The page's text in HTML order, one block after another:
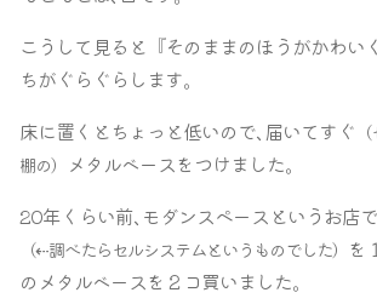
こうして見ると『そのままのほうがかわい
ちがぐらぐらします｡
床に置くとちょっと低いので､届いてすぐ
棚の） メタルベースをつけました｡
20年くらい前､モダンスペースというお店
（⇠調べたらセルシステムというものでした） を
のメタルベースを２コ買いました｡